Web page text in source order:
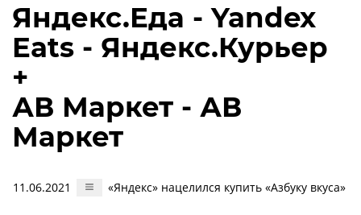
Яндекс.Еда - Yandex
Eats - Яндекс.Курьер
+
АВ Маркет - АВ
Маркет
11.06.2021 «Яндекс» нацелился купить «Азбуку вкуса»